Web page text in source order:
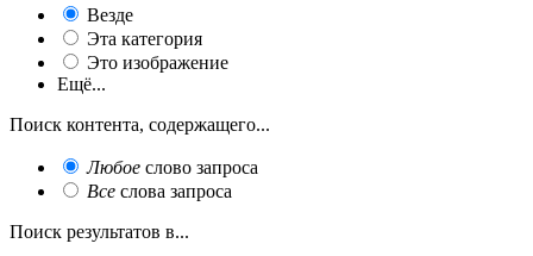
Везде
Эта категория
Это изображение
Ещё...
Поиск контента, содержащего...
Любое слово запроса
Все слова запроса
Поиск результатов в...